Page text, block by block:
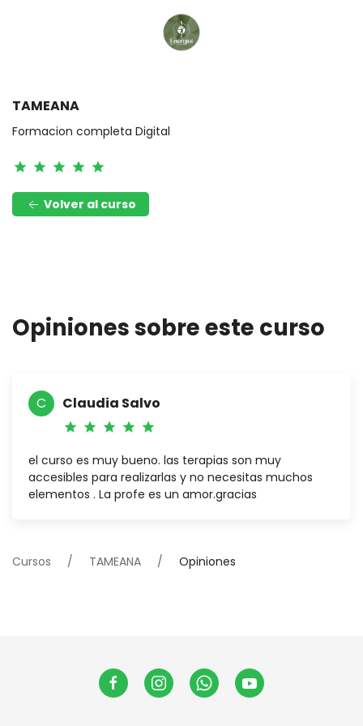
TAMEANA
Formacion completa Digital
star star star star star
Volver al curso
Opiniones sobre este curso
C Claudia Salvo
star star star star star
el curso es muy bueno. las terapias son muy
accesibles para realizarlas y no necesitas muchos
elementos . La profe es un amor.gracias
Cursos TAMEANA Opiniones